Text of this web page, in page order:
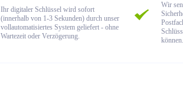
Ihr digitaler Schlüssel wird sofort
(innerhalb von 1-3 Sekunden) durch unser
vollautomatisiertes System geliefert - ohne
Wartezeit oder Verzögerung.
Wir
können.